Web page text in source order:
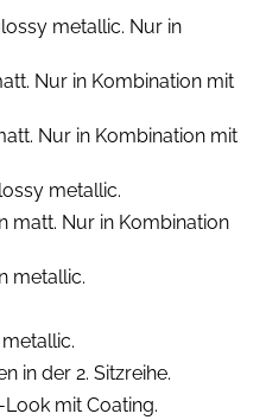
metallic. Nur in
Nur in Kombination mit
Nur in Kombination mit
metallic.
matt. Nur in Kombination
metallic.
in der 2. Sitzreihe.
mit Coating.